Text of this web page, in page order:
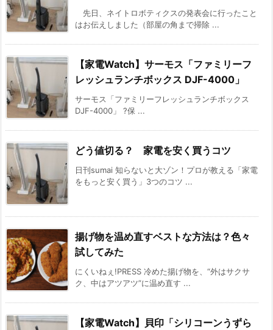
先日、ネイトロボティクスの発表会に行ったこと
はお伝えしました（部屋の角まで掃除 ...
【家電Watch】サーモス「ファミリーフ
レッシュランチボックス DJF-4000」
サーモス「ファミリーフレッシュランチボックス
DJF-4000」 ?保 ...
どう値切る？ 家電を安く買うコツ
日刊sumai 知らないと大ゾン！プロが教える「家電
をもっと安く買う」3つのコツ ...
揚げ物を温め直すベストな方法は？色々
試してみた
にくいねぇ!PRESS 冷めた揚げ物を、“外はサクサ
ク、中はアツアツ”に温め直す ...
【家電Watch】貝印「シリコーンうずら